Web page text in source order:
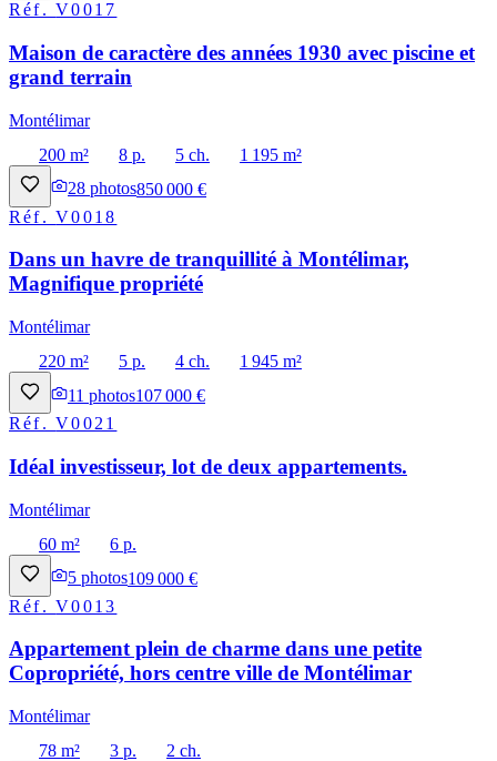
Réf.V0017
Maison de caractère des années 1930 avec piscine et
grand terrain
Montélimar
200 m²
8 p. 5 ch.
1 195 m²
28 photos850 000 €
Réf.V0018
Dans un havre de tranquillité à Montélimar,
Magnifique propriété
Montélimar
220 m²
5 p. 4 ch.
1 945 m²
11 photos107 000 €
Réf.V0021
Idéal investisseur, lot de deux appartements.
Montélimar
60 m²
6 p.
5 photos109 000 €
Réf.V0013
Appartement plein de charme dans une petite
Copropriété, hors centre ville de Montélimar
Montélimar
78 m²
3 p.
2 ch.